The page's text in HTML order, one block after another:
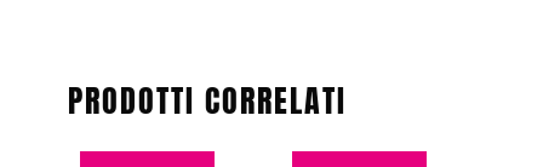
PRODOTTI CORRELATI
Questo
Questo